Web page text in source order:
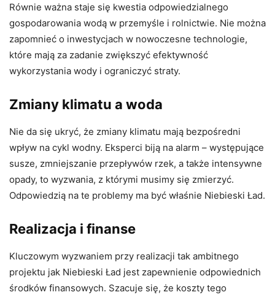
Równie ważna staje się kwestia odpowiedzialnego
gospodarowania wodą w przemyśle i rolnictwie. Nie można
zapomnieć o inwestycjach w nowoczesne technologie,
które mają za zadanie zwiększyć efektywność
wykorzystania wody i ograniczyć straty.
Zmiany klimatu a woda
Nie da się ukryć, że zmiany klimatu mają bezpośredni
wpływ na cykl wodny. Eksperci biją na alarm – występujące
susze, zmniejszanie przepływów rzek, a także intensywne
opady, to wyzwania, z którymi musimy się zmierzyć.
Odpowiedzią na te problemy ma być właśnie Niebieski Ład.
Realizacja i finanse
Kluczowym wyzwaniem przy realizacji tak ambitnego
projektu jak Niebieski Ład jest zapewnienie odpowiednich
środków finansowych. Szacuje się, że koszty tego